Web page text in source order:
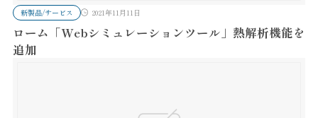
新製品/サービス 2021年11月11日
ローム「Webシミュレーションツール」熱解析機能を
追加